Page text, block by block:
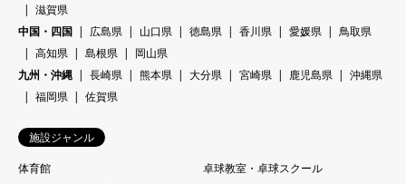
滋賀県
中国・四国
広島県 山口県 徳島県 香川県 愛媛県
鳥取県
高知県
島根県
岡山県
九州・沖縄
長崎県 熊本県 大分県 宮崎県 鹿児島県
沖縄県
福岡県
佐賀県
施設ジャンル
体育館
卓球教室・卓球スクール